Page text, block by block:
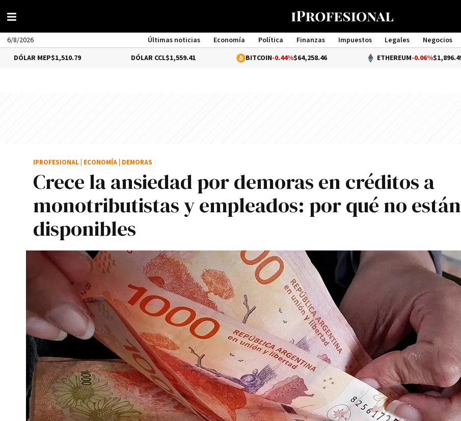
6/8/2026 Últimas noticias Economía Política Finanzas Impuestos Legales Negocios
Management
$1,510.79 $1,559.41 -0.44%$64,258.46 ETHEREUM-0.06%$1,896.49
Crece la ansiedad por demoras en créditos a
monotributistas y empleados: por qué no están
disponibles
IPROFESIONAL ECONOMÍA DEMORAS